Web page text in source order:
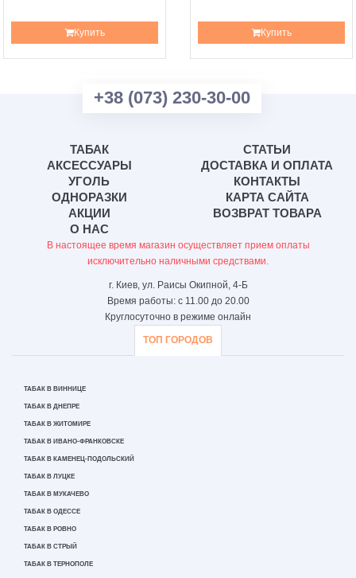
Купить Купить
+38 (073) 230-30-00
ТАБАК
АКСЕССУАРЫ
УГОЛЬ
ОДНОРАЗКИ
АКЦИИ
О НАС
СТАТЬИ
ДОСТАВКА И ОПЛАТА
КОНТАКТЫ
КАРТА САЙТА
ВОЗВРАТ ТОВАРА
В настоящее время магазин осуществляет прием оплаты
исключительно наличными средствами.
г. Киев, ул. Раисы Окипной, 4-Б
Время работы: с 11.00 до 20.00
Круглосуточно в режиме онлайн
ТОП ГОРОДОВ
ТАБАК В ВИННИЦЕ
ТАБАК В ДНЕПРЕ
ТАБАК В ЖИТОМИРЕ
ТАБАК В ИВАНО-ФРАНКОВСКЕ
ТАБАК В КАМЕНЕЦ-ПОДОЛЬСКИЙ
ТАБАК В ЛУЦКЕ
ТАБАК В МУКАЧЕВО
ТАБАК В ОДЕССЕ
ТАБАК В РОВНО
ТАБАК В СТРЫЙ
ТАБАК В ТЕРНОПОЛЕ